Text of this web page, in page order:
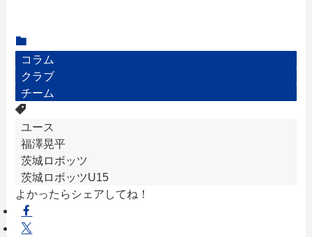
コラム
クラブ
チーム
ユース
福澤晃平
茨城ロボッツ
茨城ロボッツU15
よかったらシェアしてね！